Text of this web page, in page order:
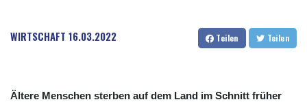
WIRTSCHAFT 16.03.2022 Teilen Teilen
Ältere Menschen sterben auf dem Land im Schnitt früher